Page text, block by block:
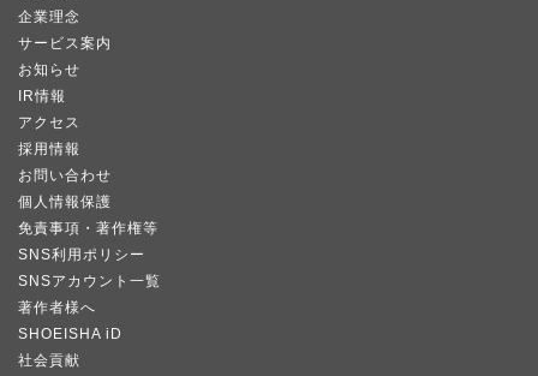
企業理念
サービス案内
お知らせ
IR情報
アクセス
採用情報
お問い合わせ
個人情報保護
免責事項・著作権等
SNS利用ポリシー
SNSアカウント一覧
著作者様へ
SHOEISHA iD
社会貢献